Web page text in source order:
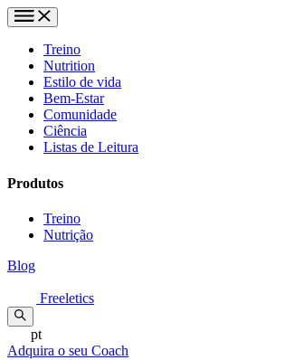
Treino
Nutrition
Estilo de vida
Bem-Estar
Comunidade
Ciência
Listas de Leitura
Produtos
Treino
Nutrição
Blog
Freeletics
pt
Adquira o seu Coach